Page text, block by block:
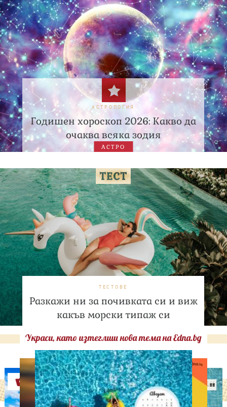
АСТРОЛОГИЯ
Годишен хороскоп 2026: Какво да
очаква всяка зодия
АСТРО
ТЕСТОВЕ
Разкажи ни за почивката си и виж
какъв морски типаж си
Украси, като изтеглиш нова тема на Edna.bg
Оферти